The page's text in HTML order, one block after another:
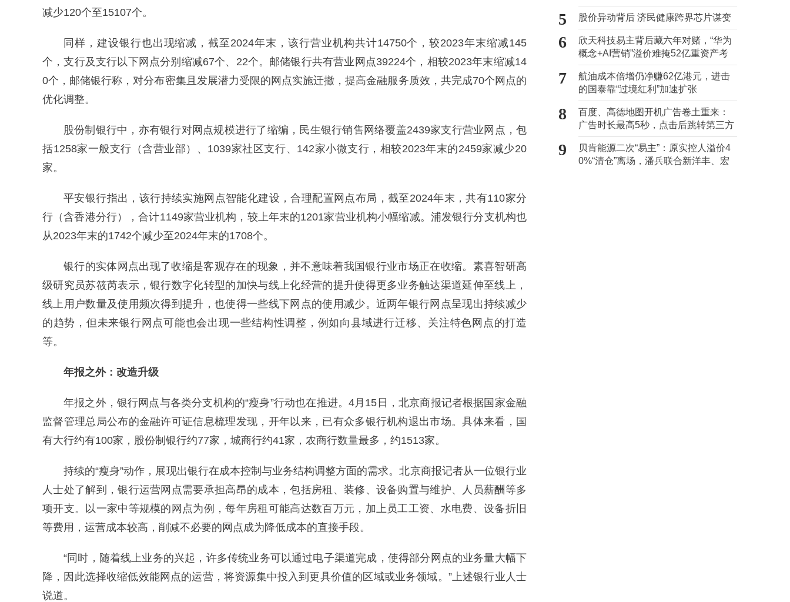
减少120个至15107个。
同样，建设银行也出现缩减，截至2024年末，该行营业机构共计14750个，较2023年末缩减145
个，支行及支行以下网点分别缩减67个、22个。邮储银行共有营业网点39224个，相较2023年末缩减14
0个，邮储银行称，对分布密集且发展潜力受限的网点实施迁撤，提高金融服务质效，共完成70个网点的
优化调整。
股份制银行中，亦有银行对网点规模进行了缩编，民生银行销售网络覆盖2439家支行营业网点，包
括1258家一般支行（含营业部）、1039家社区支行、142家小微支行，相较2023年末的2459家减少20
家。
平安银行指出，该行持续实施网点智能化建设，合理配置网点布局，截至2024年末，共有110家分
行（含香港分行），合计1149家营业机构，较上年末的1201家营业机构小幅缩减。浦发银行分支机构也
从2023年末的1742个减少至2024年末的1708个。
银行的实体网点出现了收缩是客观存在的现象，并不意味着我国银行业市场正在收缩。素喜智研高
级研究员苏筱芮表示，银行数字化转型的加快与线上化经营的提升使得更多业务触达渠道延伸至线上，
线上用户数量及使用频次得到提升，也使得一些线下网点的使用减少。近两年银行网点呈现出持续减少
的趋势，但未来银行网点可能也会出现一些结构性调整，例如向县域进行迁移、关注特色网点的打造
等。
年报之外：改造升级
年报之外，银行网点与各类分支机构的“瘦身”行动也在推进。4月15日，北京商报记者根据国家金融
监督管理总局公布的金融许可证信息梳理发现，开年以来，已有众多银行机构退出市场。具体来看，国
有大行约有100家，股份制银行约77家，城商行约41家，农商行数量最多，约1513家。
持续的“瘦身”动作，展现出银行在成本控制与业务结构调整方面的需求。北京商报记者从一位银行业
人士处了解到，银行运营网点需要承担高昂的成本，包括房租、装修、设备购置与维护、人员薪酬等多
项开支。以一家中等规模的网点为例，每年房租可能高达数百万元，加上员工工资、水电费、设备折旧
等费用，运营成本较高，削减不必要的网点成为降低成本的直接手段。
“同时，随着线上业务的兴起，许多传统业务可以通过电子渠道完成，使得部分网点的业务量大幅下
降，因此选择收缩低效能网点的运营，将资源集中投入到更具价值的区域或业务领域。”上述银行业人士
说道。
事务所曾出具“保留意见”
5 股价异动背后 济民健康跨界芯片谋变
6
欣天科技易主背后藏六年对赌，“华为
概念+AI营销”溢价难掩52亿重资产考
验
7
航油成本倍增仍净赚62亿港元，进击
的国泰靠“过境红利”加速扩张
8
百度、高德地图开机广告卷土重来：
广告时长最高5秒，点击后跳转第三方
9
贝肯能源二次“易主”：原实控人溢价4
0%“清仓”离场，潘兵联合新洋丰、宏